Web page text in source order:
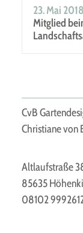
23. Mai 2018
Mitglied
CvB
Christiane von
Altlaufstraße
85635
08102